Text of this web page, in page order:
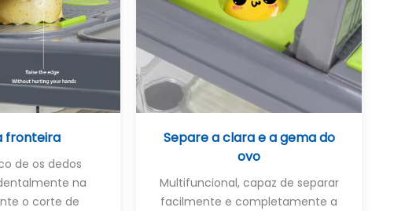
fronteira
de os dedos
na
o corte de
Separe a clara e a gema do
ovo
Multifuncional, capaz de separar
facilmente e completamente a